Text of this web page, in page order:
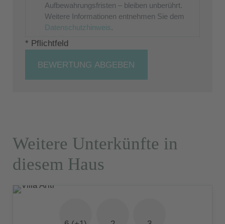
Aufbewahrungsfristen – bleiben unberührt.
Weitere Informationen entnehmen Sie dem
Datenschutzhinweis.
* Pflichtfeld
BEWERTUNG ABGEBEN
Weitere Unterkünfte in
diesem Haus